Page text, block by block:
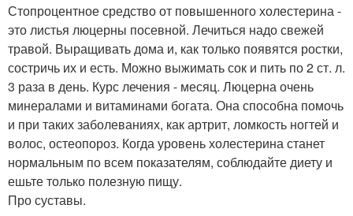
Стопроцентное средство от повышенного холестерина -
это листья люцерны посевной. Лечиться надо свежей
травой. Выращивать дома и, как только появятся ростки,
состричь их и есть. Можно выжимать сок и пить по 2 ст. л.
3 раза в день. Курс лечения - месяц. Люцерна очень
минералами и витаминами богата. Она способна помочь
и при таких заболеваниях, как артрит, ломкость ногтей и
волос, остеопороз. Когда уровень холестерина станет
нормальным по всем показателям, соблюдайте диету и
ешьте только полезную пищу.
Про суставы.